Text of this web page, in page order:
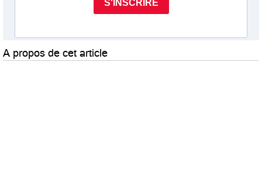
A propos de cet article